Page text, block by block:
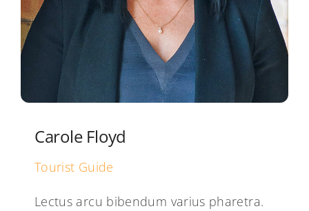
Carole Floyd
Tourist Guide
Lectus arcu bibendum varius pharetra.